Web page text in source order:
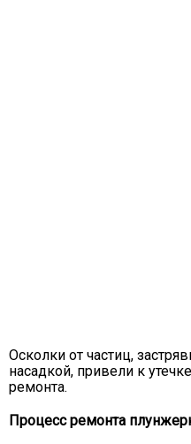
Осколки от частиц,
насадкой, привели к
ремонта.
Процесс ремонта